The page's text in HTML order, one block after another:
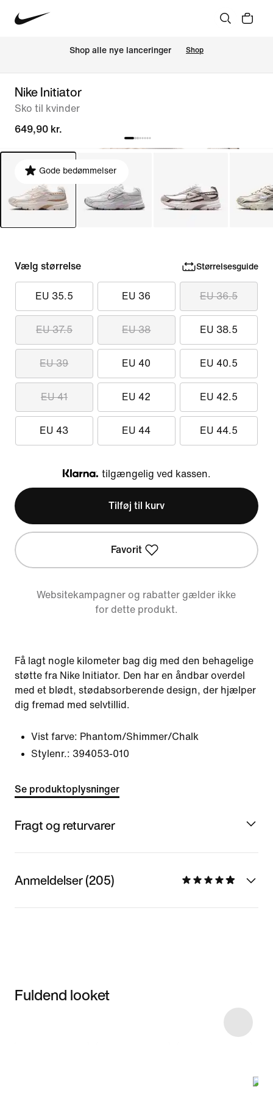
Shop alle nye lanceringer Shop
Nike Initiator
Sko til kvinder
649,90 kr.
Gode bedømmelser
Vælg størrelse Størrelsesguide
EU 35.5 EU 36 EU 36.5
EU 37.5 EU 38 EU 38.5
EU 39 EU 40 EU 40.5
EU 41 EU 42 EU 42.5
EU 43 EU 44 EU 44.5
Klarna
tilgængelig ved kassen.
Tilføj til kurv
Favorit
Websitekampagner og rabatter gælder ikke
for dette produkt.
Få lagt nogle kilometer bag dig med den behagelige
støtte fra Nike Initiator. Den har en åndbar overdel
med et blødt, stødabsorberende design, der hjælper
dig fremad med selvtillid.
Vist farve: Phantom/Shimmer/Chalk
Stylenr.: 394053-010
Se produktoplysninger
Fragt og returvarer
Anmeldelser (205)
Fuldend looket